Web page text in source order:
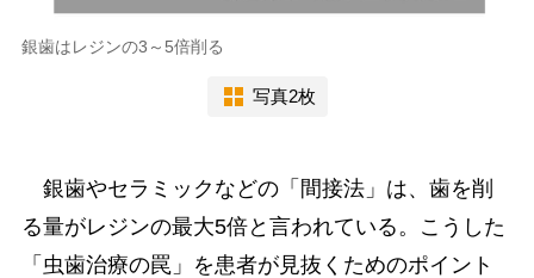
銀歯はレジンの3～5倍削る
写真2枚
銀歯やセラミックなどの「間接法」は、歯を削
る量がレジンの最大5倍と言われている。こうした
「虫歯治療の罠」を患者が見抜くためのポイント